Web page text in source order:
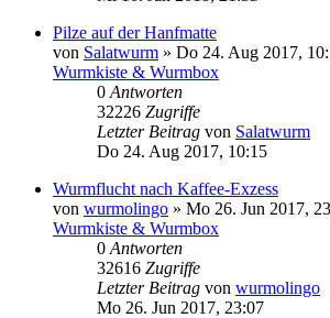
Pilze auf der Hanfmatte
von Salatwurm » Do 24. Aug 2017,
Wurmkiste & Wurmbox
0 Antworten
32226 Zugriffe
Letzter Beitrag von Salatwurm
Do 24. Aug 2017, 10:15
Wurmflucht nach Kaffee-Exzess
von wurmolingo » Mo 26. Jun 2017,
Wurmkiste & Wurmbox
0 Antworten
32616 Zugriffe
Letzter Beitrag von wurmolingo
Mo 26. Jun 2017, 23:07